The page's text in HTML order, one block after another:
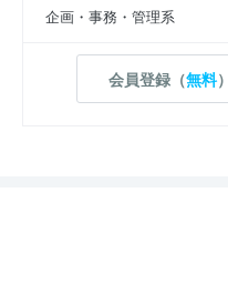
企画・事務・管理系
会員登録（無料